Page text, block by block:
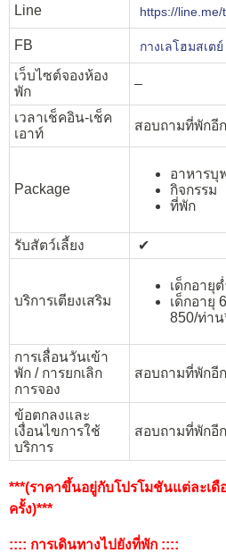
Line
https://
FB กางเลโฮมสเตย์
เว็บไซต์จองห้อง
พัก
–
เวลาเช็คอิน-เช็ค
เอาท์
สอบถามที่พักอี
Package
อาหารบุ
กิจกรรม
ที่พัก
รับสัตว์เลี้ยง ✔︎
บริการเตียงเสริม
เด็กอายุ
เด็กอายุ
850/ท่า
การเลื่อนวันเข้า
พัก / การยกเลิก
การจอง
สอบถามที่พักอี
ข้อตกลงและ
เงื่อนไขการใช้
บริการ
สอบถามที่พักอี
***(ราคาขึ้นอยู่กับโปรโมชันแต่ละเ
ครั้ง)***
:::: การเดินทางไปยังที่พัก ::::